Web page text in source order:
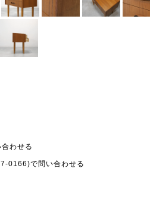
わせる
0166)で問い合わせる